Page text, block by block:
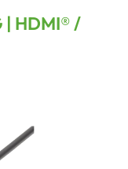
| HDMI® /